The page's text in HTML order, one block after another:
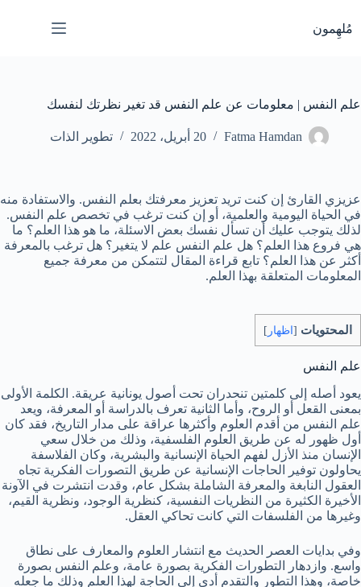
إلى
المحتوى
مُلهِمون
علم النفس | معلومات عن علم النفس قد تغير نظرتك لنفسك
Fatma Hamdan 20 أبريل، 2022 تطوير الذات
عزيزي القارئ إن كنت تريد تعزيز معرفتك بعلم النفس. والاستفادة منه
في الحياة اليومية والعلمية، أو إن كنت ترغب في تخصص علم النفس.
لذلك يتوجب عليك أن تسأل نفسك بعض الاسئلة، ما هو هذا العلم؟ ما
هي فروع هذا العلم؟ هل علم النفس علم لا يتغير؟ هل ترغب بالمعرفة
أكثر عن هذا العلم؟ تابع قراءة المقال لتتمكن من معرفة جميع
المعلومات المتعلقة بهذا العلم.
المحتويات [ اظهار ]
علم النفس
يعود أصله إلى كلمتين تنحدران تحت أصول يونانية عريقة. الكلمة الأولى
بمعنى القعل أو الروح، وأما الثانية تعرف بالدراسة أو المعرفة، ويعد
علم النفس من أقدم العلوم وأكثرها عراقة على مدار التاريخ، فقد كان
أول ظهور له عن طريق العلوم الفلسفية، وذلك من خلال سعي
الإنسان منذ الأزل لفهم الحياة الإنسانية والبشرية، وكان الفلاسفة
يحاولون توفير الحاجات الإنسانية عن طريق التصورات الفكرية تجاه
العقول النابغة والمعرفة الشاملة بشكل عام، وقدت انتشرت في الآونة
الأخيرة الكثيرة من النظريات النفسية، كنظرية الوجود، ونظرية القيم،
وغيرها من الفلسفات التي كانت تحاكي العقل.
وفي بدايات العصر الحديث مع انتشار العلوم والمعارف على نطاق
واسع. وازدهار التطورات الفكرية بصورة عامة، وعلم النفس بصورة
خاصة، وهذا التطور والتقدم أدى إلى الحاجة لهذا العلم وذلك ما جعله